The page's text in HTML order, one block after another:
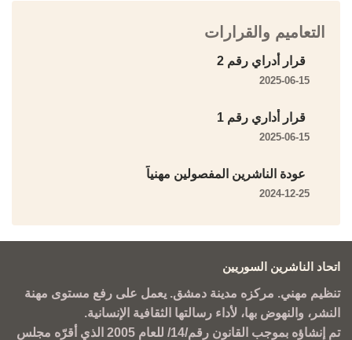
التعاميم والقرارات
قرار أدراي رقم 2
2025-06-15
قرار أداري رقم 1
2025-06-15
عودة الناشرين المفصولين مهنياً
2024-12-25
اتحاد الناشرين السوريين
تنظيم مهني. مركزه مدينة دمشق. يعمل على رفع مستوى مهنة
النشر، والنهوض بها، لأداء رسالتها الثقافية الإنسانية.
تم إنشاؤه بموجب القانون رقم/14/ للعام 2005 الذي أقرّه مجلس